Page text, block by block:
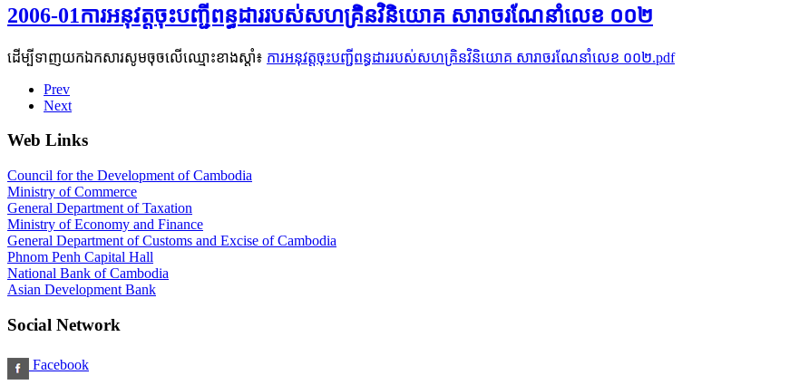
2006-01ការអនុវត្តចុះបញ្ជីពន្ធដាររបស់សហគ្រិនវិនិយោគ សារាចរណែនាំលេខ ០០២
ដើម្បីទាញយកឯកសារសូមចុចលើឈ្មោះខាងស្តាំ៖ ការអនុវត្តចុះបញ្ជីពន្ធដាររបស់សហគ្រិនវិនិយោគ សារាចរណែនាំលេខ ០០២.pdf
Prev
Next
Web Links
Council for the Development of Cambodia
Ministry of Commerce
General Department of Taxation
Ministry of Economy and Finance
General Department of Customs and Excise of Cambodia
Phnom Penh Capital Hall
National Bank of Cambodia
Asian Development Bank
Social Network
Facebook